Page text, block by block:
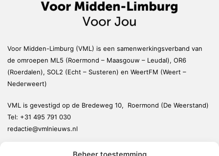
Voor Midden-Limburg (VML) is een samenwerkingsverband van
de omroepen ML5 (Roermond – Maasgouw – Leudal), OR6
(Roerdalen), SOL2 (Echt – Susteren) en WeertFM (Weert –
Nederweert)
VML is gevestigd op de Bredeweg 10, Roermond (De Weerstand)
Tel: +31 495 791 030
redactie@vmlnieuws.nl